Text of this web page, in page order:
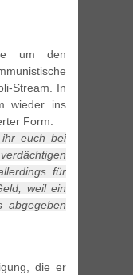
um den
Stream. In
wieder ins
Form.
ihr euch bei
für
weil ein
abgegeben
die er